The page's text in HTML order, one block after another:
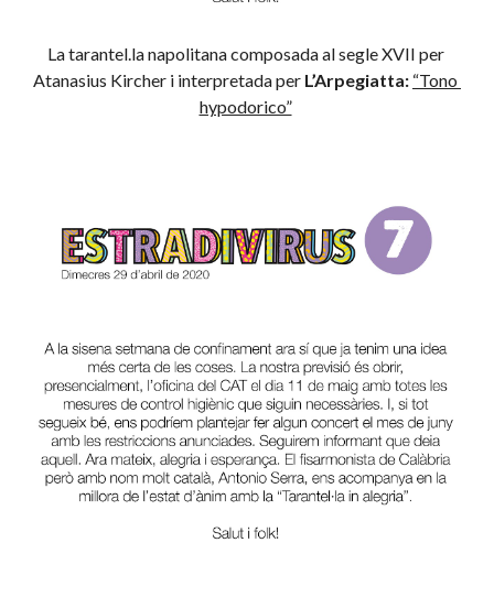
La tarantel.la napolitana composada al segle XVII per
Atanasius Kircher i interpretada per L’Arpegiatta: “Tono
hypodorico”